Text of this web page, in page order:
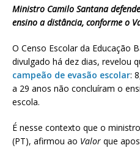
Ministro Camilo Santana
ensino a distância, conforme o
O Censo Escolar da Educação
divulgado há dez dias, revelou
campeão de evasão escolar:
a 29 anos não concluíram o
escola.
É nesse contexto que o
(PT), afirmou ao Valor que